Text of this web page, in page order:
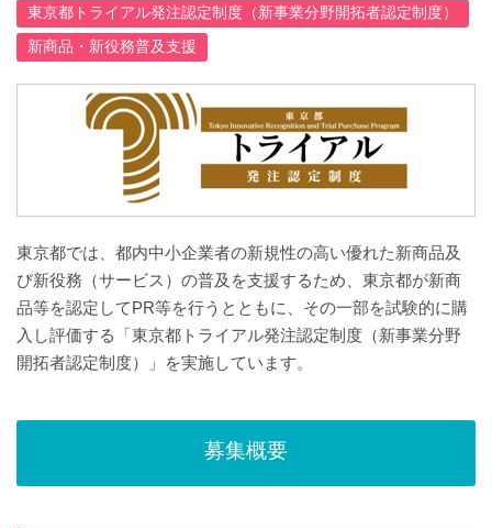
東京都トライアル発注認定制度（新事業分野開拓者認定制度）
新商品・新役務普及支援
東京都では、都内中小企業者の新規性の高い優れた新商品及
び新役務（サービス）の普及を支援するため、東京都が新商
品等を認定してPR等を行うとともに、その一部を試験的に購
入し評価する「東京都トライアル発注認定制度（新事業分野
開拓者認定制度）」を実施しています。
募集概要